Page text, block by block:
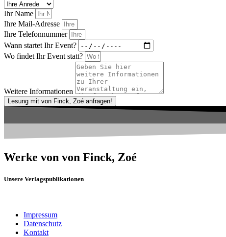
Ihr Name
Ihre Mail-Adresse
Ihre Telefonnummer
Wann startet Ihr Event?
Wo findet Ihr Event statt?
Weitere Informationen
Lesung mit von Finck, Zoé anfragen!
Werke von von Finck, Zoé
Unsere Verlagspublikationen
Impressum
Datenschutz
Kontakt